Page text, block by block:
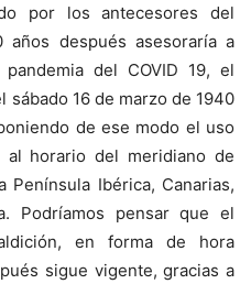
por los antecesores del
después asesoraría a
del COVID 19, el
16 de marzo de 1940
de ese modo el uso
al horario del meridiano de
Ibérica, Canarias,
Podríamos pensar que el
en forma de hora
sigue vigente, gracias a